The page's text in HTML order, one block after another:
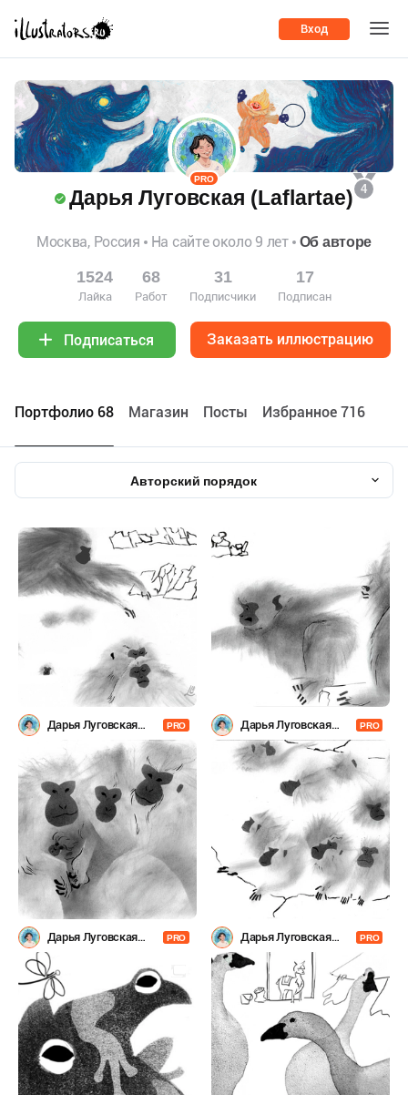
Вход
4
PRO
Дарья Луговская (Laflartae)
Москва, Россия На сайте около 9 лет Об авторе
1524
Лайка
68
Работ
31
Подписчики
17
Подписан
Подписаться Заказать иллюстрацию
Портфолио 68 Maгазин Посты Избранное 716
Авторский порядок
Дарья Луговская
PRO
Дарья Луговская
(Laflartae)
PRO
Дарья Луговская
(Laflartae)
PRO
Дарья Луговская
(Laflartae)
PRO